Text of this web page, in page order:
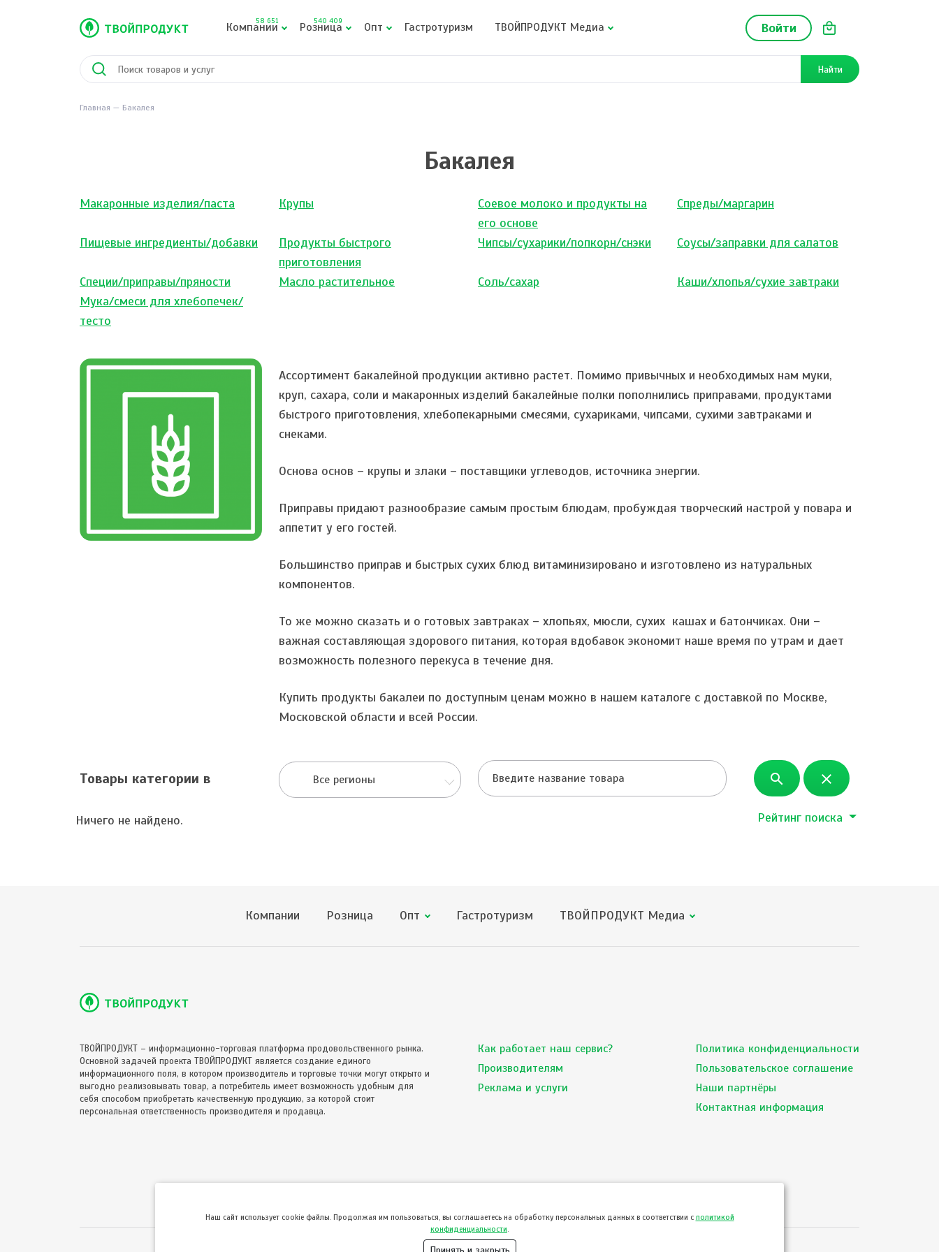
Войти
Компании
58 651 Розница
540 409 Опт Гастротуризм ТВОЙПРОДУКТ Медиа
Найти
Главная Бакалея
Бакалея
Макаронные изделия/паста Крупы
Соевое молоко и продукты на
его основе
Спреды/маргарин
Пищевые ингредиенты/добавки
Продукты быстрого
приготовления
Чипсы/сухарики/попкорн/снэки Соусы/заправки для салатов
Специи/приправы/пряности Масло растительное Соль/сахар
Каши/хлопья/сухие завтраки
Мука/смеси для хлебопечек/
тесто
Ассортимент бакалейной продукции активно растет. Помимо привычных и необходимых нам муки,
круп, сахара, соли и макаронных изделий бакалейные полки пополнились приправами, продуктами
быстрого приготовления, хлебопекарными смесями, сухариками, чипсами, сухими завтраками и
снеками.
Основа основ – крупы и злаки – поставщики углеводов, источника энергии.
Приправы придают разнообразие самым простым блюдам, пробуждая творческий настрой у повара и
аппетит у его гостей.
Большинство приправ и быстрых сухих блюд витаминизировано и изготовлено из натуральных
компонентов.
То же можно сказать и о готовых завтраках – хлопьях, мюсли, сухих кашах и батончиках. Они –
важная составляющая здорового питания, которая вдобавок экономит наше время по утрам и дает
возможность полезного перекуса в течение дня.
Купить продукты бакалеи по доступным ценам можно в нашем каталоге с доставкой по Москве,
Московской области и всей России.
Товары категории в Все регионы search close
Рейтинг поиска
Ничего не найдено.
Компании Розница Опт Гастротуризм ТВОЙПРОДУКТ Медиа
ТВОЙПРОДУКТ – информационно-торговая платформа продовольственного рынка.
Основной задачей проекта ТВОЙПРОДУКТ является создание единого
информационного поля, в котором производитель и торговые точки могут открыто и
выгодно реализовывать товар, а потребитель имеет возможность удобным для
себя способом приобретать качественную продукцию, за которой стоит
персональная ответственность производителя и продавца.
Как работает наш сервис?
Производителям
Реклама и услуги
Политика конфиденциальности
Пользовательское соглашение
Наши партнёры
Контактная информация
Hаш сайт использует cookie файлы. Продолжая им пользоваться, вы соглашаетесь на обработку персональных данных в соответствии с политикой
конфиденциальности